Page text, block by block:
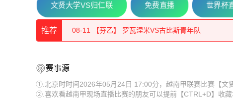
文贤大学VS归仁联 免费直播 世界杯
推荐
08-11 【芬乙】 罗瓦涅米VS古比斯青年队
08-11 【俄杯】 奥布宁斯克量子VSFK梁赞
08-11 【亚精英赛】 塔什干棉农VS胡塞因
08-11 【俄杯】 奥布宁斯克量子VSFK梁赞
赛事源
①.北京时时间2026年05月24日 17:00分，越南甲联赛比赛【文
②.喜欢看越南甲现场直播比赛的朋友可以提前【CTRL+D】收